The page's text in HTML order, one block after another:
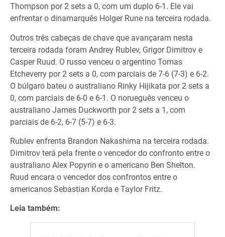
Thompson por 2 sets a 0, com um duplo 6-1. Ele vai
enfrentar o dinamarquês Holger Rune na terceira rodada.
Outros três cabeças de chave que avançaram nesta
terceira rodada foram Andrey Rublev, Grigor Dimitrov e
Casper Ruud. O russo venceu o argentino Tomas
Etcheverry por 2 sets a 0, com parciais de 7-6 (7-3) e 6-2.
O búlgaro bateu o australiano Rinky Hijikata por 2 sets a
0, com parciais de 6-0 e 6-1. O norueguês venceu o
australiano James Duckworth por 2 sets a 1, com
parciais de 6-2, 6-7 (5-7) e 6-3.
Rublev enfrenta Brandon Nakashima na terceira rodada.
Dimitrov terá pela frente o vencedor do confronto entre o
australiano Alex Popyrin e o americano Ben Shelton.
Ruud encara o vencedor dos confrontos entre o
americanos Sebastian Korda e Taylor Fritz.
Leia também: